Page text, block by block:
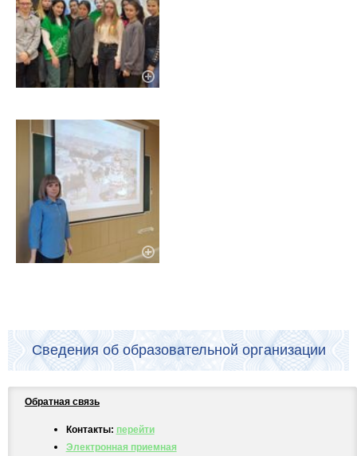
Сведения об образовательной организации
Обратная связь
Контакты: перейти
Электронная приемная